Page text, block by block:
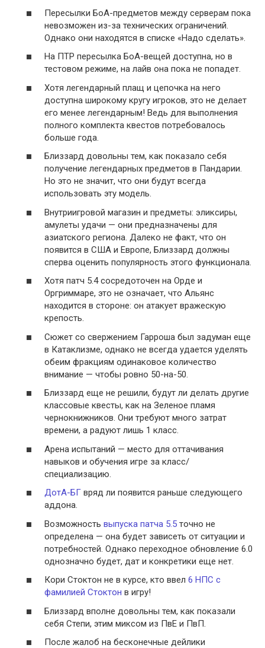
Пересылки БоА-предметов между серверам пока
невозможен из-за технических ограничений.
Однако они находятся в списке «Надо сделать».
На ПТР пересылка БоА-вещей доступна, но в
тестовом режиме, на лайв она пока не попадет.
Хотя легендарный плащ и цепочка на него
доступна широкому кругу игроков, это не делает
его менее легендарным! Ведь для выполнения
полного комплекта квестов потребовалось
больше года.
Близзард довольны тем, как показало себя
получение легендарных предметов в Пандарии.
Но это не значит, что они будут всегда
использовать эту модель.
Внутриигровой магазин и предметы: эликсиры,
амулеты удачи — они предназначены для
азиатского региона. Далеко не факт, что он
появится в США и Европе, Близзард должны
сперва оценить популярность этого функционала.
Хотя патч 5.4 сосредоточен на Орде и
Оргриммаре, это не означает, что Альянс
находится в стороне: он атакует вражескую
крепость.
Сюжет со свержением Гарроша был задуман еще
в Катаклизме, однако не всегда удается уделять
обеим фракциям одинаковое количество
внимание — чтобы ровно 50-на-50.
Близзард еще не решили, будут ли делать другие
классовые квесты, как на Зеленое пламя
чернокнижников. Они требуют много затрат
времени, а радуют лишь 1 класс.
Арена испытаний — место для оттачивания
навыков и обучения игре за класс/
специализацию.
ДотА-БГ вряд ли появится раньше следующего
аддона.
Возможность выпуска патча 5.5 точно не
определена — она будет зависеть от ситуации и
потребностей. Однако переходное обновление 6.0
однозначно будет, дат и конкретики еще нет.
Кори Стоктон не в курсе, кто ввел 6 НПС с
фамилией Стоктон в игру!
Близзард вполне довольны тем, как показали
себя Степи, этим миксом из ПвЕ и ПвП.
После жалоб на бесконечные дейлики